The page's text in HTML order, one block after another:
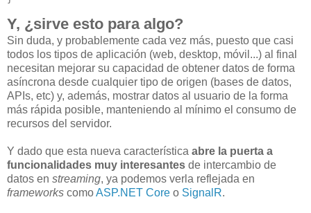
Y, ¿sirve esto para algo?
Sin duda, y probablemente cada vez más, puesto que casi
todos los tipos de aplicación (web, desktop, móvil...) al final
necesitan mejorar su capacidad de obtener datos de forma
asíncrona desde cualquier tipo de origen (bases de datos,
APIs, etc) y, además, mostrar datos al usuario de la forma
más rápida posible, manteniendo al mínimo el consumo de
recursos del servidor.
Y dado que esta nueva característica abre la puerta a
funcionalidades muy interesantes de intercambio de
datos en streaming, ya podemos verla reflejada en
frameworks comoASP.NET Core o SignalR.